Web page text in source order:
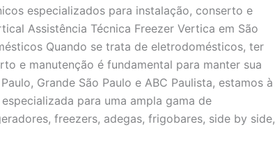
especializados para instalação, conserto e
Assistência Técnica Freezer Vertica em São
Quando se trata de eletrodomésticos, ter
e manutenção é fundamental para manter sua
Grande São Paulo e ABC Paulista, estamos à
para uma ampla gama de
freezers, adegas, frigobares, side by side,